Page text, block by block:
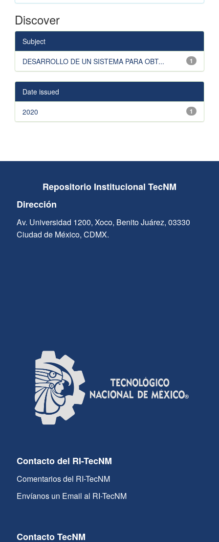
Discover
Subject
1
DESARROLLO DE UN SISTEMA PARA OBT...
Date issued
1
2020
Repositorio Institucional TecNM
Dirección
Av. Universidad 1200, Xoco, Benito Juárez, 03330
Ciudad de México, CDMX.
Contacto del RI-TecNM
Comentarios del RI-TecNM
Envíanos un Email al RI-TecNM
Contacto TecNM